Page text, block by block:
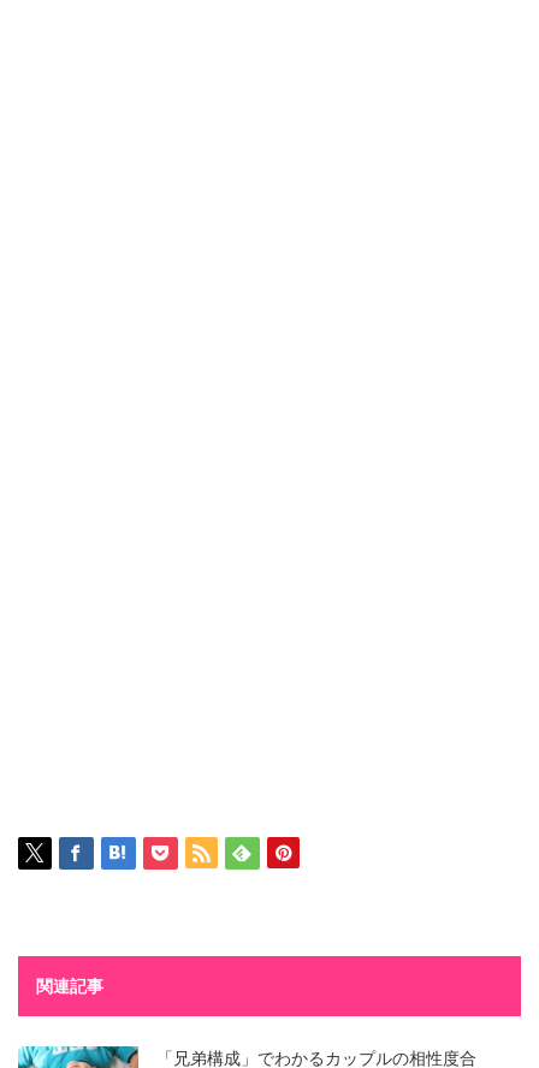
関連記事
「兄弟構成」でわかるカップルの相性度合